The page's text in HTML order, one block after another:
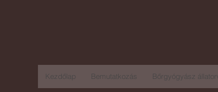
Kezdőlap Bemutatkozás Bőrgyógyász